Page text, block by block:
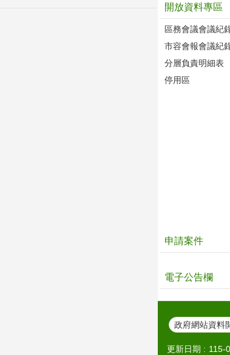
開放資料專區
區務會議會議紀
市容會報會議紀
分層負責明細表
停用區
申請案件
電子公告欄
政府網站資料
更新日期 115-